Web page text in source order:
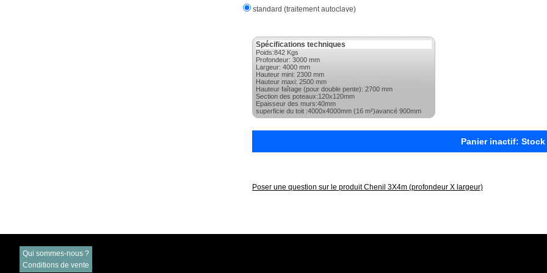
standard (traitement autoclave)
Spécifications techniques
Poids:842 Kgs
Profondeur: 3000 mm
Largeur: 4000 mm
Hauteur mini: 2300 mm
Hauteur maxi: 2500 mm
Hauteur faîtage (pour double pente): 2700 mm
Section des poteaux:120x120mm
Epaisseur des murs:40mm
superficie du toit :4000x4000mm (16 m²)avancé 900mm
Panier inactif:
Poser une question sur le produit Chenil 3X4m (profondeur X largeur)
Qui sommes-nous ?
Conditions de vente